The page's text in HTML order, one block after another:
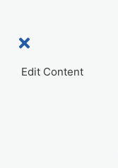
Edit Content